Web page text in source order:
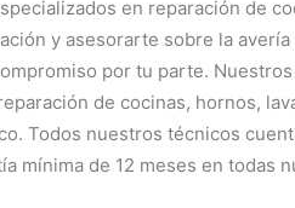
en reparación de
y asesorarte sobre la
por tu parte.
de cocinas, hornos,
Todos nuestros técnicos
mínima de 12 meses en todas